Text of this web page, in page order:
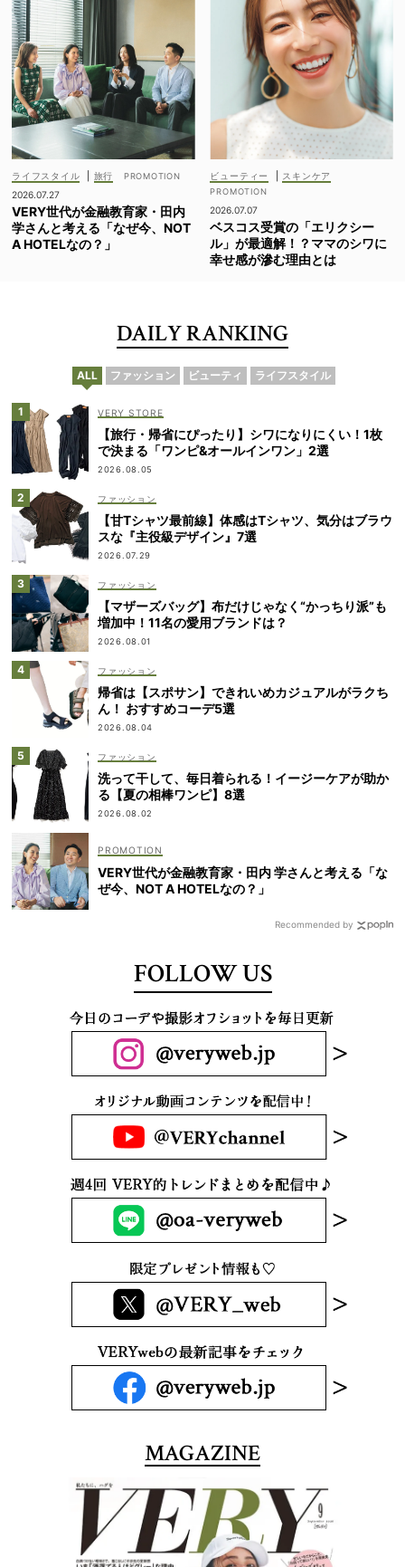
ライフスタイル
旅行
2026.07.27
VERY世代が金融教育家・田内
学さんと考える「なぜ今、NOT
A HOTELなの？」
ビューティー スキンケア
2026.07.07
ベスコス受賞の「エリクシー
ル」が最適解！？ママのシワに
幸せ感が滲む理由とは
DAILY RANKING
ALL ファッション ビューティ ライフスタイル
VERY STORE
【旅行・帰省にぴったり】シワになりにくい！1枚
で決まる「ワンピ&オールインワン」2選
2026.08.05
ファッション
【甘Tシャツ最前線】体感はTシャツ、気分はブラウ
スな『主役級デザイン』7選
2026.07.29
ファッション
【マザーズバッグ】布だけじゃなく“かっちり派”も
増加中！11名の愛用ブランドは？
2026.08.01
ファッション
帰省は【スポサン】できれいめカジュアルがラクち
ん！ おすすめコーデ5選
2026.08.04
ファッション
洗って干して、毎日着られる！イージーケアが助か
る【夏の相棒ワンピ】8選
2026.08.02
VERY世代が金融教育家・田内 学さんと考える「な
ぜ今、NOT A HOTELなの？」
Recommended by
FOLLOW US
MAGAZINE